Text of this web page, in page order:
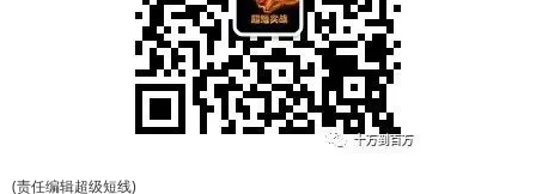
(责任编辑超级短线)